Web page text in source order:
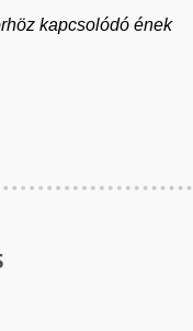
kapcsolódó ének